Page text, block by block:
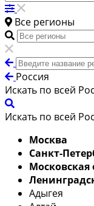
Все регионы
Россия
Искать по всей
Искать по всей
Москва
Санкт-
Московская
Адыгея